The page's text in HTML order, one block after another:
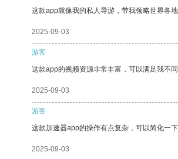
这款app就像我的私人导游，带我领略世界各地
2025-09-03
游客
这款app的视频资源非常丰富，可以满足我不同
2025-09-03
游客
这款加速器app的操作有点复杂，可以简化一
2025-09-03